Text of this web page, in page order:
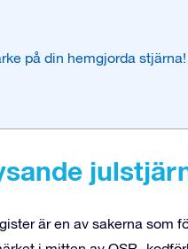
på din hemgjorda stjärna!
är en av sakerna som